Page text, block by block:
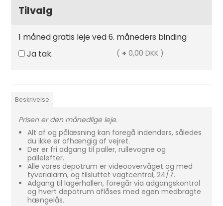
Tilvalg
1 måned gratis leje ved 6. måneders binding
Ja tak.
( + 0,00 DKK )
Beskrivelse
Prisen er den månedlige leje.
Alt af og pålæsning kan foregå indendørs, således
du ikke er afhængig af vejret.
Der er fri adgang til paller, rullevogne og
palleløfter.
Alle vores depotrum er videoovervåget og med
tyverialarm, og tilsluttet vagtcentral, 24/7.
Adgang til lagerhallen, foregår via adgangskontrol
og hvert depotrum aflåses med egen medbragte
hængelås.